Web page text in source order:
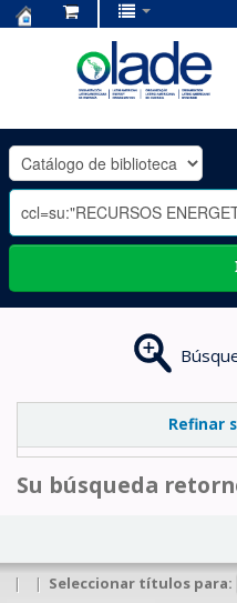
OLADE
-
Refinar
Su búsqueda
| | Seleccionar títulos para: